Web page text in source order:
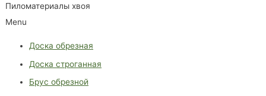
Пиломатериалы хвоя
Menu
Доска обрезная
Доска строганная
Брус обрезной